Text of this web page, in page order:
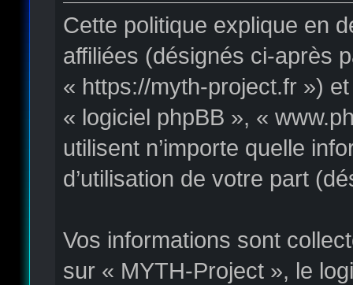
Cette politique explique en
affiliées (désignés ci-après
« https://myth-project.fr »)
« logiciel phpBB », «
utilisent n’importe quelle
d’utilisation de votre part
Vos informations sont
sur « MYTH-Project », le